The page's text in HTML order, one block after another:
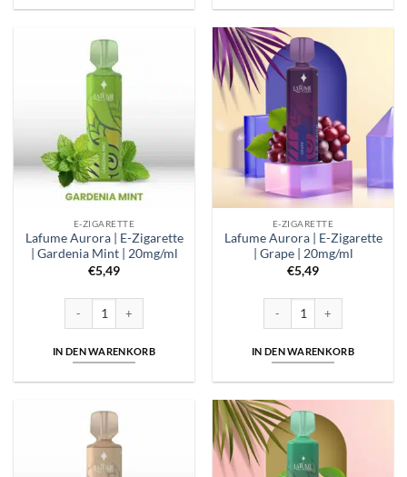
E-ZIGARETTE
Lafume Aurora | E-Zigarette
| Gardenia Mint | 20mg/ml
€5,49
Lafume Aurora | E-Zigarette | Gardenia Mint | 20mg/ml Menge
IN DEN WARENKORB
E-ZIGARETTE
Lafume Aurora | E-Zigarette
| Grape | 20mg/ml
€5,49
Lafume Aurora | E-Zigarette
IN DEN WARENKORB